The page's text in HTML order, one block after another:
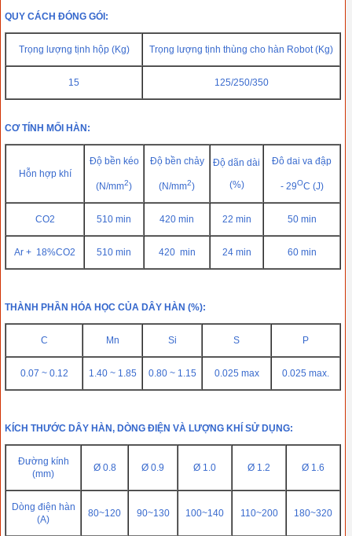
QUY CÁCH ĐÓNG GÓI:
Trọng lượng tịnh hộp (Kg) Trọng lượng tịnh thùng cho hàn Robot (Kg)
15 125/250/350
CƠ TÍNH MỐI HÀN:
Hỗn hợp khí
Độ bền kéo
(N/mm2)
Độ bền chảy
(N/mm2)
Độ dãn dài
(%)
Đô dai va đập
- 29OC (J)
CO2 510 min 420 min 22 min 50 min
Ar + 18%CO2 510 min 420 min 24 min 60 min
THÀNH PHẦN HÓA HỌC CỦA DÂY HÀN (%):
C Mn Si S P
0.07 ~ 0.12 1.40 ~ 1.85 0.80 ~ 1.15 0.025 max 0.025 max.
KÍCH THƯỚC DÂY HÀN, DÒNG ĐIỆN VÀ LƯỢNG KHÍ SỬ DỤNG:
Đường kính
(mm)
Ø 0.8 Ø 0.9 Ø 1.0 Ø 1.2 Ø 1.6
Dòng điện hàn
(A)
80~120 90~130 100~140 110~200 180~320